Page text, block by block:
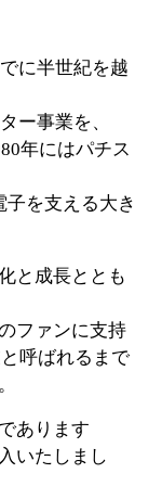
に半世紀を越
ー事業を、
年にはパチス
を支える大き
と成長ととも
ファンに支持
呼ばれるまで
あります
いたしまし